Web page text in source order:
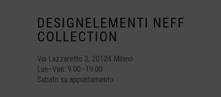
DESIGNELEMENTI NEFF
COLLECTION
Via Lazzaretto 3, 20124 Milano
Lun–Ven: 9.00–19.00
Sabato su appuntamento